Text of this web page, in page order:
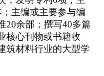
主编或主要参与编
20余部；撰写40多篇
核心刊物或书籍收
筑材料行业的大型学